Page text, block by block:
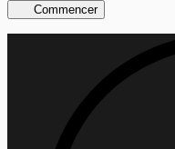
Commencer